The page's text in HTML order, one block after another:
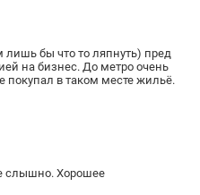
бы что то ляпнуть) пред
на бизнес. До метро очень
покупал в таком месте жильё.
слышно. Хорошее